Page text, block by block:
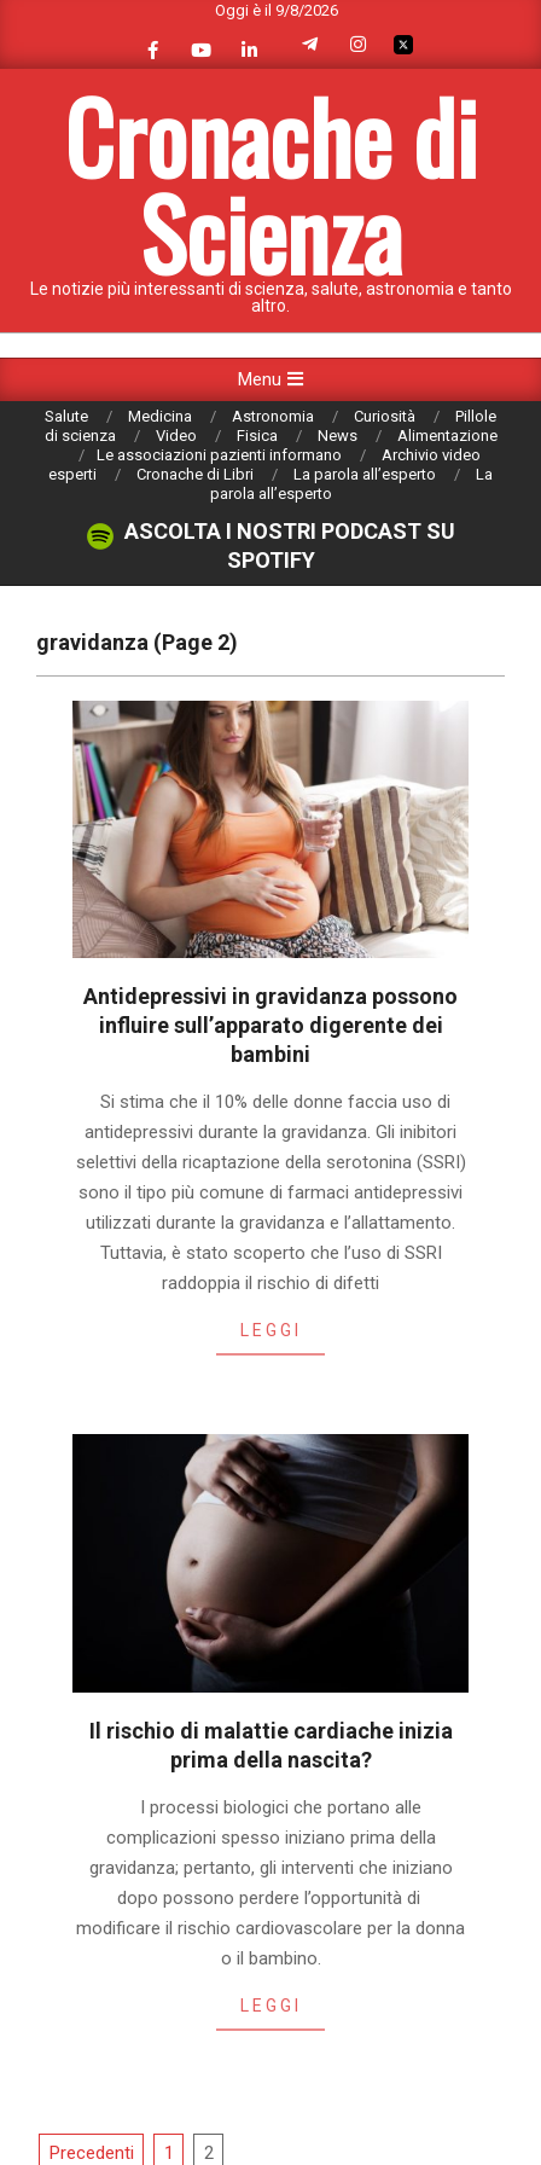
content
Oggi è il 9/8/2026
Cronache di
Scienza
Le notizie più interessanti di scienza, salute, astronomia e tanto
altro.
Navigation
Menu
Salute Medicina Astronomia Curiosità
Pillole
di scienza
Video Fisica News
Alimentazione
Le associazioni pazienti informano
Archivio video
esperti
Cronache di Libri La parola all’esperto
La
parola all’esperto
ASCOLTA I NOSTRI PODCAST SU
SPOTIFY
gravidanza (Page 2)
Antidepressivi in gravidanza possono
influire sull’apparato digerente dei
bambini
16
Si stima che il 10% delle donne faccia uso di
antidepressivi durante la gravidanza. Gli inibitori
selettivi della ricaptazione della serotonina (SSRI)
sono il tipo più comune di farmaci antidepressivi
utilizzati durante la gravidanza e l’allattamento.
Tuttavia, è stato scoperto che l’uso di SSRI
raddoppia il rischio di difetti
LEGGI
Il rischio di malattie cardiache inizia
prima della nascita?
I processi biologici che portano alle
complicazioni spesso iniziano prima della
gravidanza; pertanto, gli interventi che iniziano
dopo possono perdere l’opportunità di
modificare il rischio cardiovascolare per la donna
o il bambino.
LEGGI
Navigazione
Precedenti 1 2